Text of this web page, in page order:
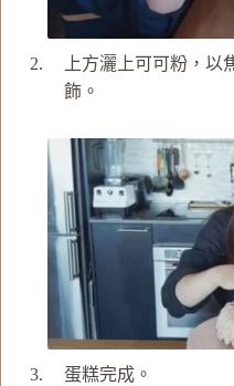
上方灑上可可粉，
飾。
蛋糕完成。